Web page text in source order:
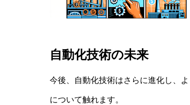
自動化技術の未来
今後、自動化技術はさらに進化し、
について触れます。